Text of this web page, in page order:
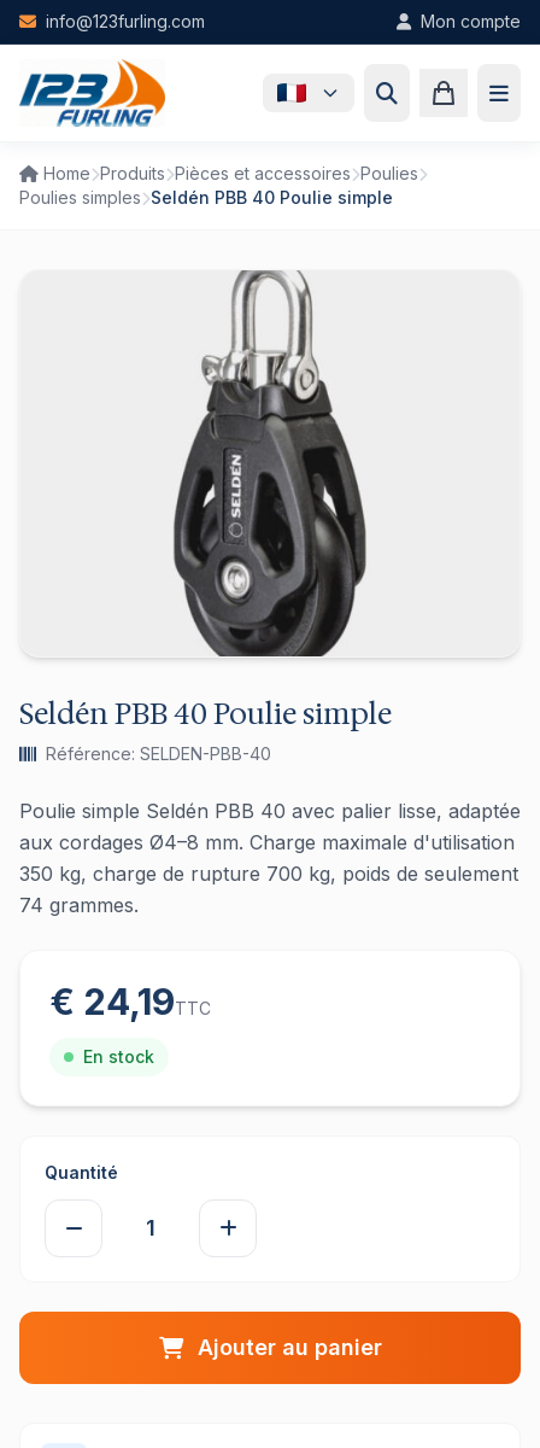
Skip to main content
info@123furling.com Mon compte
Home Produits Pièces et accessoires Poulies
Poulies simples Seldén PBB 40 Poulie simple
Seldén PBB 40 Poulie simple
Référence: SELDEN-PBB-40
Poulie simple Seldén PBB 40 avec palier lisse, adaptée
aux cordages Ø4–8 mm. Charge maximale d'utilisation
350 kg, charge de rupture 700 kg, poids de seulement
74 grammes.
€ 24,19TTC
En stock
Quantité
Ajouter au panier